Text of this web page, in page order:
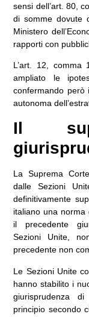
sensi dell’art. 80,
di somme dovute
Ministero
rapporti con
L’art. 12, comma
ampliato le
confermando però
autonoma
Il
La Suprema
dalle Sezioni
definitivamente
italiano una
il precedente
Sezioni Unite,
precedente non
Le Sezioni Unite
hanno stabilito i
giurisprudenza
principio secondo